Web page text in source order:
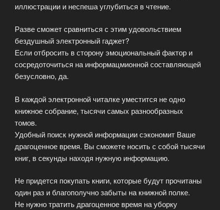
иллюстрации и неспеша углубиться в чтение.
Разве сможет сравниться с этим удовольствием
бездушный электронный гаджет?
Если отбросить в сторону эмоциональный фактор и
сосредоточиться на информацмионной составляющей
безусловно, да.
В каждой электронной читалке уместится не одно
книжное собрание, тысячи самых разнообразных
томов.
Удобный поиск нужной информации сэкономит Ваше
драгоценное время. Вы сможете носить с собой тысячи
книг, в секунды находя нужную информацию.
Не придется покупать книги, которые будут прочитаны
один раз и благополучно забыты на книжной полке.
Не нужно тратить драгоценное время на уборку